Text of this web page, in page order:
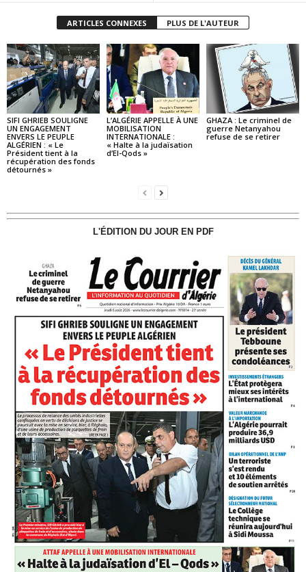
ARTICLES CONNEXES PLUS DE L'AUTEUR
SIFI GHRIEB SOULIGNE
UN ENGAGEMENT
ENVERS LE PEUPLE
ALGÉRIEN : « Le
Président tient à la
récupération des fonds
détournés »
L’ALGÉRIE APPELLE À UNE
MOBILISATION
INTERNATIONALE :
« Halte à la judaïsation
d’El-Qods »
GHAZA : Le criminel de
guerre Netanyahou
refuse de se retirer
L'ÉDITION DU JOUR EN PDF